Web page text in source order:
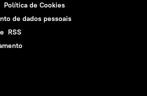
Política de Cookies
de dados pessoais
RSS